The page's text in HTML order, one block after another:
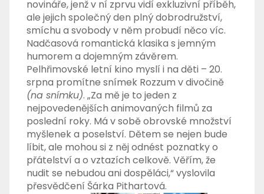
novináře, jenž v ní zprvu vidí exkluzivní příběh,
ale jejich společný den plný dobrodružství,
smíchu a svobody v něm probudí něco víc.
Nadčasová romantická klasika s jemným
humorem a dojemným závěrem.
Pelhřimovské letní kino myslí i na děti – 20.
srpna promítne snímek Rozzum v divočině
(na snímku). „Za mě je to jeden z
nejpovedenějších animovaných filmů za
poslední roky. Má v sobě obrovské množství
myšlenek a poselství. Dětem se nejen bude
líbit, ale mohou si z něj odnést poznatky o
přátelství a o vztazích celkově. Věřím, že
nudit se nebudou ani dospěláci,“ vyslovila
přesvědčení Šárka Pithartová.